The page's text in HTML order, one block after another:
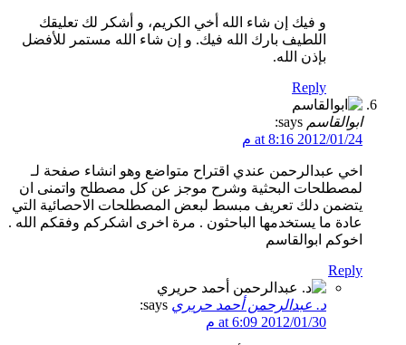
و فيك إن شاء الله أخي الكريم، و أشكر لك تعليقك
اللطيف بارك الله فيك. و إن شاء الله مستمر للأفضل
بإذن الله.
Reply
ابوالقاسم says:
2012/01/24 at 8:16 م
اخي عبدالرحمن عندي اقتراح متواضع وهو انشاء صفحة لـ
لمصطلحات البحثية وشرح موجز عن كل مصطلح واتمنى ان
يتضمن دلك تعريف مبسط لبعض المصطلحات الاحصائية التي
عادة ما يستخدمها الباحثون . مرة اخرى اشكركم وفقكم الله .
اخوكم ابوالقاسم
Reply
د. عبدالرحمن أحمد حريري says:
2012/01/30 at 6:09 م